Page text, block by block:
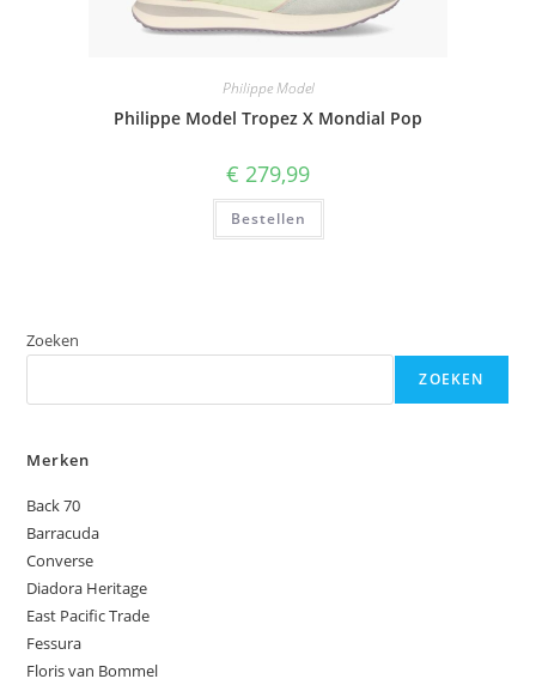
Philippe Model
Philippe Model Tropez X Mondial Pop
€ 279,99
Bestellen
Zoeken
ZOEKEN
Merken
Back 70
Barracuda
Converse
Diadora Heritage
East Pacific Trade
Fessura
Floris van Bommel